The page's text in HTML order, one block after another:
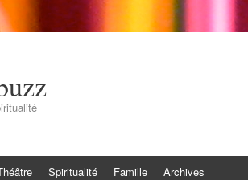
Spiritualité Famille Archives